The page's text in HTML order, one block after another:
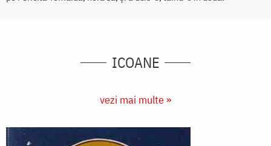
ICOANE
vezi mai multe »